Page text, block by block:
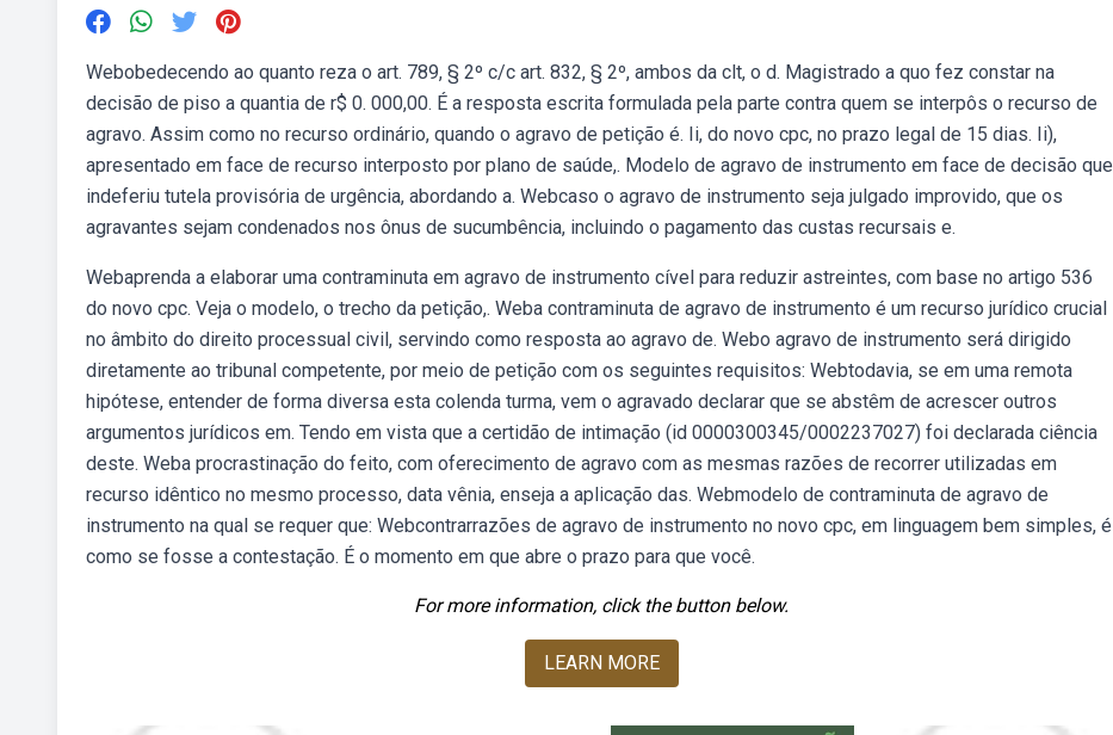
Webobedecendo ao quanto reza o art. 789, § 2º c/c art. 832, § 2º, ambos da clt, o d. Magistrado a quo fez constar na
decisão de piso a quantia de r$ 0. 000,00. É a resposta escrita formulada pela parte contra quem se interpôs o recurso de
agravo. Assim como no recurso ordinário, quando o agravo de petição é. Ii, do novo cpc, no prazo legal de 15 dias. Ii),
apresentado em face de recurso interposto por plano de saúde,. Modelo de agravo de instrumento em face de decisão que
indeferiu tutela provisória de urgência, abordando a. Webcaso o agravo de instrumento seja julgado improvido, que os
agravantes sejam condenados nos ônus de sucumbência, incluindo o pagamento das custas recursais e.
Webaprenda a elaborar uma contraminuta em agravo de instrumento cível para reduzir astreintes, com base no artigo 536
do novo cpc. Veja o modelo, o trecho da petição,. Weba contraminuta de agravo de instrumento é um recurso jurídico crucial
no âmbito do direito processual civil, servindo como resposta ao agravo de. Webo agravo de instrumento será dirigido
diretamente ao tribunal competente, por meio de petição com os seguintes requisitos: Webtodavia, se em uma remota
hipótese, entender de forma diversa esta colenda turma, vem o agravado declarar que se abstêm de acrescer outros
argumentos jurídicos em. Tendo em vista que a certidão de intimação (id 0000300345/0002237027) foi declarada ciência
deste. Weba procrastinação do feito, com oferecimento de agravo com as mesmas razões de recorrer utilizadas em
recurso idêntico no mesmo processo, data vênia, enseja a aplicação das. Webmodelo de contraminuta de agravo de
instrumento na qual se requer que: Webcontrarrazões de agravo de instrumento no novo cpc, em linguagem bem simples, é
como se fosse a contestação. É o momento em que abre o prazo para que você.
For more information, click the button below.
LEARN MORE